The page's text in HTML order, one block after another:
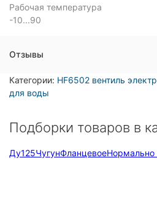
Рабочая температура
-10...90
Отзывы
Категории: HF6502 вентиль
для воды
Подборки товаров в
Ду125ЧугунФланцевое